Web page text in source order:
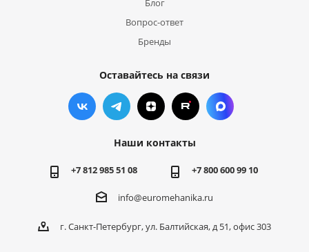
Блог
Вопрос-ответ
Бренды
Оставайтесь на связи
Наши контакты
+7 812 985 51 08 +7 800 600 99 10
info@euromehanika.ru
г. Санкт-Петербург, ул. Балтийская, д 51, офис 303